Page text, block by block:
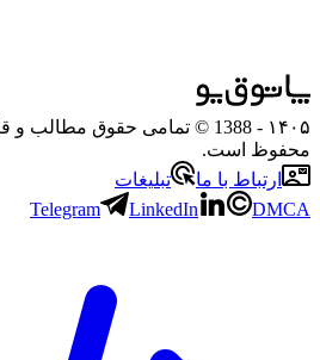
۱۴۰۵
- 1388 © تمامی حقوق مطالب
محفوظ است.
ارتباط با ما
تبلیغات
Telegram
LinkedIn DMCA